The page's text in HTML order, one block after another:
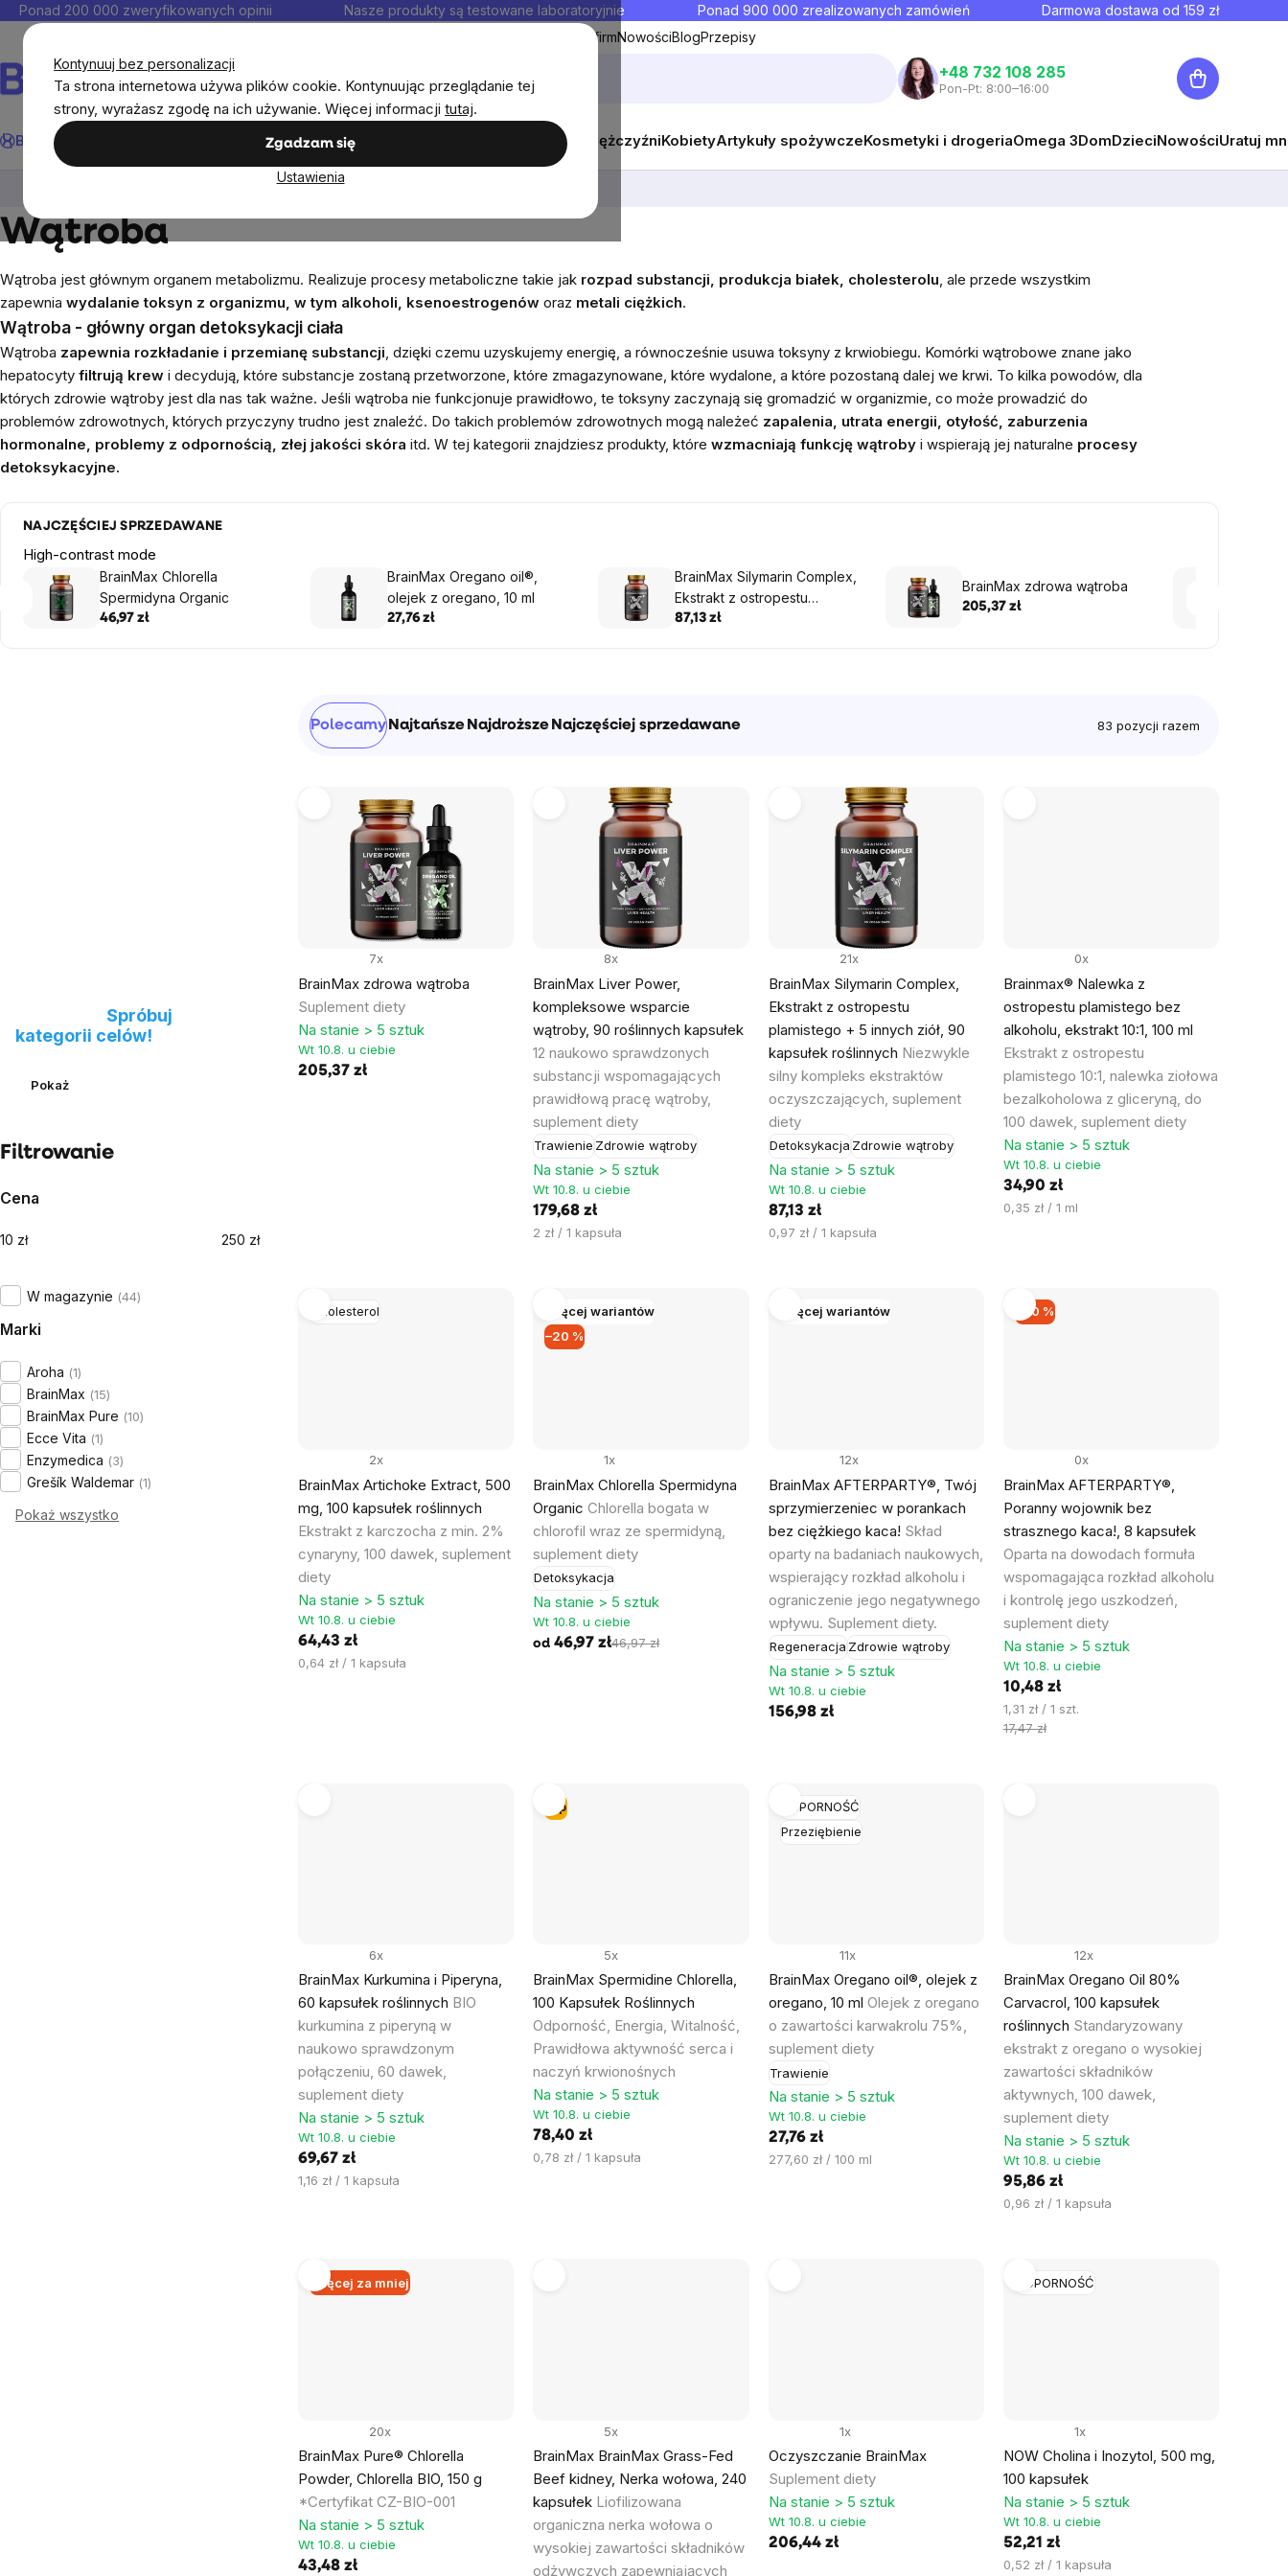
Kontynuuj bez personalizacji
Ta strona internetowa używa plików cookie. Kontynuując przeglądanie tej
strony, wyrażasz zgodę na ich używanie. Więcej informacji tutaj.
Zgadzam się
Ustawienia
Przejść
Ponad 200 000 zweryfikowanych opinii Nasze produkty są testowane laboratoryjnie Ponad 900 000 zrealizowanych zamówień Darmowa dostawa od 159 zł
Współpraca hurtowa dla firmNowościBlogPrzepisy
Szukaj
+48 732 108 285
Pon-Pt: 8:00–16:00
Koszyk
BrainMax® PromocjaCeleSuplementy diety Zestawy promocyjne MężczyźniKobietyArtykuły spożywczeKosmetyki i drogeriaOmega 3DomDzieciNowościUratuj
Części ciała (organy) Wątroba
Wątroba
Wątroba jest głównym organem metabolizmu. Realizuje procesy metaboliczne takie jak rozpad substancji, produkcja białek, cholesterolu, ale przede wszystkim
zapewnia wydalanie toksyn z organizmu, w tym alkoholi, ksenoestrogenów oraz metali ciężkich.
Wątroba - główny organ detoksykacji ciała
Wątroba zapewnia rozkładanie i przemianę substancji, dzięki czemu uzyskujemy energię, a równocześnie usuwa toksyny z krwiobiegu. Komórki wątrobowe znane jako
hepatocyty filtrują krew i decydują, które substancje zostaną przetworzone, które zmagazynowane, które wydalone, a które pozostaną dalej we krwi. To kilka powodów, dla
których zdrowie wątroby jest dla nas tak ważne. Jeśli wątroba nie funkcjonuje prawidłowo, te toksyny zaczynają się gromadzić w organizmie, co może prowadzić do
problemów zdrowotnych, których przyczyny trudno jest znaleźć. Do takich problemów zdrowotnych mogą należeć zapalenia, utrata energii, otyłość, zaburzenia
hormonalne, problemy z odpornością, złej jakości skóra itd. W tej kategorii znajdziesz produkty, które wzmacniają funkcję wątroby i wspierają jej naturalne procesy
detoksykacyjne.
NAJCZĘŚCIEJ SPRZEDAWANE
High-contrast mode
BrainMax Chlorella
Spermidyna Organic
46,97 zł
BrainMax Oregano oil®,
olejek z oregano, 10 ml
27,76 zł
BrainMax Silymarin Complex,
Ekstrakt z ostropestu
plamistego + 5 innych ziół, 90
87,13 zł
BrainMax zdrowa wątroba
205,37 zł
Spróbuj
kategorii celów!
Pokaż
Filtrowanie
Cena
10 zł 250 zł
W magazynie 44
Marki
Aroha 1
BrainMax 15
BrainMax Pure 10
Ecce Vita 1
Enzymedica 3
Grešík Waldemar 1
Pokaż wszystko
Sortowanie
produktów
Polecamy Najtańsze Najdroższe Najczęściej sprzedawane 83 pozycji razem
produktów
BrainMax zdrowa wątroba
Suplement diety
7x
Na stanie > 5 sztuk
Wt 10.8. u ciebie
205,37 zł
BrainMax Liver Power,
kompleksowe wsparcie
wątroby, 90 roślinnych kapsułek
12 naukowo sprawdzonych
substancji wspomagających
prawidłową pracę wątroby,
suplement diety
Trawienie Zdrowie wątroby
8x
Na stanie > 5 sztuk
Wt 10.8. u ciebie
179,68 zł
Cena
2 zł / 1 kapsuła
BrainMax Silymarin Complex,
Ekstrakt z ostropestu
plamistego + 5 innych ziół, 90
kapsułek roślinnych Niezwykle
silny kompleks ekstraktów
oczyszczających, suplement
diety
Detoksykacja Zdrowie wątroby
21x
Na stanie > 5 sztuk
Wt 10.8. u ciebie
87,13 zł
Cena
0,97 zł / 1 kapsuła
Brainmax® Nalewka z
ostropestu plamistego bez
alkoholu, ekstrakt 10:1, 100 ml
Ekstrakt z ostropestu
plamistego 10:1, nalewka ziołowa
bezalkoholowa z gliceryną, do
100 dawek, suplement diety
0x
Na stanie > 5 sztuk
Wt 10.8. u ciebie
34,90 zł
Cena
0,35 zł / 1 ml
Cholesterol
BrainMax Artichoke Extract, 500
mg, 100 kapsułek roślinnych
Ekstrakt z karczocha z min. 2%
cynaryny, 100 dawek, suplement
diety
2x
Na stanie > 5 sztuk
Wt 10.8. u ciebie
64,43 zł
Cena
0,64 zł / 1 kapsuła
–20 %
Więcej wariantów
BrainMax Chlorella Spermidyna
OrganicChlorella bogata w
chlorofil wraz ze spermidyną,
suplement diety
Detoksykacja
1x
Na stanie > 5 sztuk
Wt 10.8. u ciebie
od 46,97 zł46,97 zł
Więcej wariantów
BrainMax AFTERPARTY®, Twój
sprzymierzeniec w porankach
bez ciężkiego kaca! Skład
oparty na badaniach naukowych,
wspierający rozkład alkoholu i
ograniczenie jego negatywnego
wpływu. Suplement diety.
Regeneracja Zdrowie wątroby
12x
Na stanie > 5 sztuk
Wt 10.8. u ciebie
156,98 zł
–40 %
BrainMax AFTERPARTY®,
Poranny wojownik bez
strasznego kaca!, 8 kapsułek
Oparta na dowodach formuła
wspomagająca rozkład alkoholu
i kontrolę jego uszkodzeń,
suplement diety
0x
Na stanie > 5 sztuk
Wt 10.8. u ciebie
10,48 zł
Cena
jednostkowa:
1,31 zł / 1 szt.
17,47 zł
BrainMax Kurkumina i Piperyna,
60 kapsułek roślinnych BIO
kurkumina z piperyną w
naukowo sprawdzonym
połączeniu, 60 dawek,
suplement diety
6x
Na stanie > 5 sztuk
Wt 10.8. u ciebie
69,67 zł
Cena
1,16 zł / 1 kapsuła
Tip
BrainMax Spermidine Chlorella,
100 Kapsułek Roślinnych
Odporność, Energia, Witalność,
Prawidłowa aktywność serca i
naczyń krwionośnych
5x
Na stanie > 5 sztuk
Wt 10.8. u ciebie
78,40 zł
Cena
0,78 zł / 1 kapsuła
ODPORNOŚĆ
Przeziębienie
BrainMax Oregano oil®, olejek z
oregano, 10 ml Olejek z oregano
o zawartości karwakrolu 75%,
suplement diety
Trawienie
11x
Na stanie > 5 sztuk
Wt 10.8. u ciebie
27,76 zł
Cena
277,60 zł / 100 ml
BrainMax Oregano Oil 80%
Carvacrol, 100 kapsułek
roślinnych Standaryzowany
ekstrakt z oregano o wysokiej
zawartości składników
aktywnych, 100 dawek,
suplement diety
12x
Na stanie > 5 sztuk
Wt 10.8. u ciebie
95,86 zł
Cena
0,96 zł / 1 kapsuła
Więcej za mniej
BrainMax Pure® Chlorella
Powder, Chlorella BIO, 150 g
*Certyfikat CZ-BIO-001
20x
Na stanie > 5 sztuk
Wt 10.8. u ciebie
43,48 zł
BrainMax BrainMax Grass-Fed
Beef kidney, Nerka wołowa, 240
kapsułek Liofilizowana
organiczna nerka wołowa o
wysokiej zawartości składników
odżywczych zapewniających
5x
Oczyszczanie BrainMax
Suplement diety
1x
Na stanie > 5 sztuk
Wt 10.8. u ciebie
206,44 zł
ODPORNOŚĆ
NOW Cholina i Inozytol, 500 mg,
100 kapsułek
1x
Na stanie > 5 sztuk
Wt 10.8. u ciebie
52,21 zł
Cena
0,52 zł / 1 kapsuła